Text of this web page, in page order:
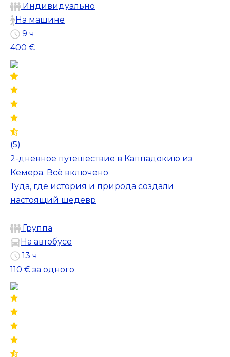
Индивидуально
На машине
9 ч
400 €
(5)
2-дневное путешествие в Каппадокию из
Кемера. Всё включено
Туда, где история и природа создали
настоящий шедевр
Группа
На автобусе
13 ч
110 € за одного